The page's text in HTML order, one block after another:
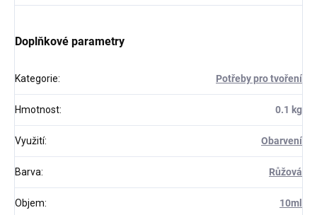
Doplňkové parametry
Kategorie: Potřeby pro tvoření
Hmotnost: 0.1 kg
Využití: Obarvení
Barva: Růžová
Objem: 10ml